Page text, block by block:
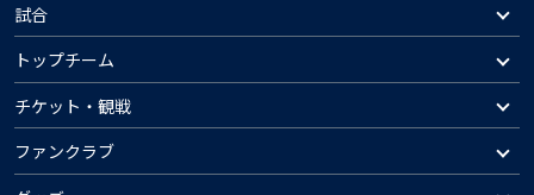
試合
トップチーム
チケット・観戦
ファンクラブ